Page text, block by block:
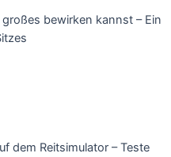
bewirken kannst – Ein
dem Reitsimulator – Teste